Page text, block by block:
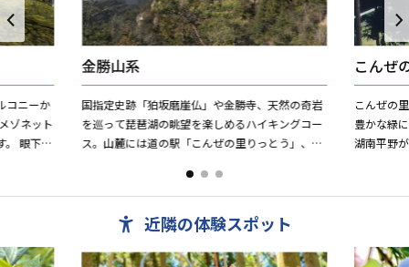
コニーか
。 眼下に
金勝山系
国指定史跡「狛坂磨崖仏」や金勝寺、天然の奇岩
を巡って琵琶湖の眺望を楽しめるハイキングコー
ス。山麓には道の駅「こんぜの里りっとう」、ヨ
村」、林業体験ができる宿泊...
こんぜ
こんぜの
豊かな緑
湖南平野
近隣の体験スポット